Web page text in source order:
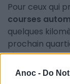
Anoc - Do
Pour ceux qui
courses
quelques
prochain
simulateurs
ceux qui ne
bar-